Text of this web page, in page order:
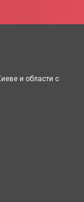
и области с